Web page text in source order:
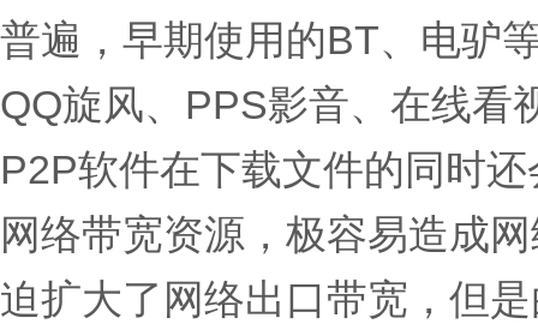
普遍，早期使用的BT、电驴
QQ旋风、PPS影音、在线看
P2P软件在下载文件的同时
网络带宽资源，极容易造成
迫扩大了网络出口带宽，但